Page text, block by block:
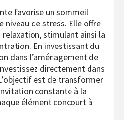
favorise un sommeil
niveau de stress. Elle offre
relaxation, stimulant ainsi la
En investissant du
dans l’aménagement de
directement dans
est de transformer
constante à la
élément concourt à